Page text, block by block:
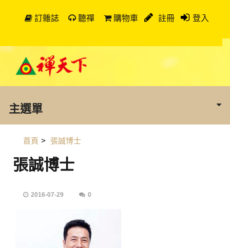
訂雜誌 聽禪 購物車 註冊 登入
主選單
首頁 > 張誠博士
張誠博士
2016-07-29 0